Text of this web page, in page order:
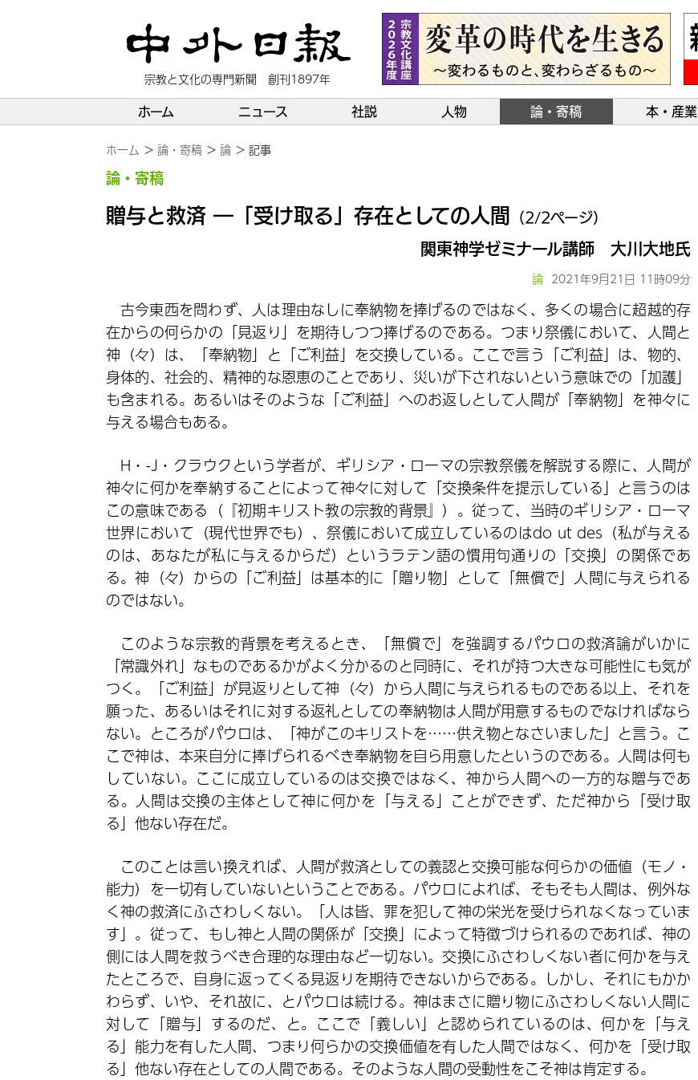
宗教と文化の専門新聞 創刊1897年
ホーム ニュース 社説 人物 論・寄稿 本・産業
ホーム 論・寄稿 論 記事
論・寄稿
贈与と救済 ―「受け取る」存在としての人間 （2/2ページ）
関東神学ゼミナール講師 大川大地氏
論 2021年9月21日 11時09分
古今東西を問わず、人は理由なしに奉納物を捧げるのではなく、多くの場合に超越的存
在からの何らかの「見返り」を期待しつつ捧げるのである。つまり祭儀において、人間と
神（々）は、「奉納物」と「ご利益」を交換している。ここで言う「ご利益」は、物的、
身体的、社会的、精神的な恩恵のことであり、災いが下されないという意味での「加護」
も含まれる。あるいはそのような「ご利益」へのお返しとして人間が「奉納物」を神々に
与える場合もある。
H・-J・クラウクという学者が、ギリシア・ローマの宗教祭儀を解説する際に、人間が
神々に何かを奉納することによって神々に対して「交換条件を提示している」と言うのは
この意味である（『初期キリスト教の宗教的背景』）。従って、当時のギリシア・ローマ
世界において（現代世界でも）、祭儀において成立しているのはdo ut des（私が与える
のは、あなたが私に与えるからだ）というラテン語の慣用句通りの「交換」の関係であ
る。神（々）からの「ご利益」は基本的に「贈り物」として「無償で」人間に与えられる
のではない。
このような宗教的背景を考えるとき、「無償で」を強調するパウロの救済論がいかに
「常識外れ」なものであるかがよく分かるのと同時に、それが持つ大きな可能性にも気が
つく。「ご利益」が見返りとして神（々）から人間に与えられるものである以上、それを
願った、あるいはそれに対する返礼としての奉納物は人間が用意するものでなければなら
ない。ところがパウロは、「神がこのキリストを……供え物となさいました」と言う。こ
こで神は、本来自分に捧げられるべき奉納物を自ら用意したというのである。人間は何も
していない。ここに成立しているのは交換ではなく、神から人間への一方的な贈与であ
る。人間は交換の主体として神に何かを「与える」ことができず、ただ神から「受け取
る」他ない存在だ。
このことは言い換えれば、人間が救済としての義認と交換可能な何らかの価値（モノ・
能力）を一切有していないということである。パウロによれば、そもそも人間は、例外な
く神の救済にふさわしくない。「人は皆、罪を犯して神の栄光を受けられなくなっていま
す」。従って、もし神と人間の関係が「交換」によって特徴づけられるのであれば、神の
側には人間を救うべき合理的な理由など一切ない。交換にふさわしくない者に何かを与え
たところで、自身に返ってくる見返りを期待できないからである。しかし、それにもかか
わらず、いや、それ故に、とパウロは続ける。神はまさに贈り物にふさわしくない人間に
対して「贈与」するのだ、と。ここで「義しい」と認められているのは、何かを「与え
る」能力を有した人間、つまり何らかの交換価値を有した人間ではなく、何かを「受け取
る」他ない存在としての人間である。そのような人間の受動性をこそ神は肯定する。